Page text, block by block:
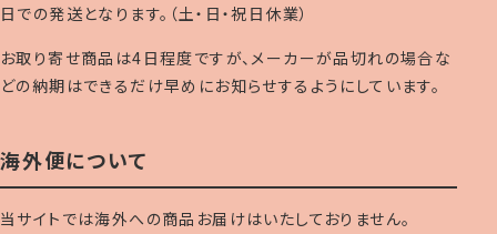
日での発送となります。（土・日・祝日休業）
お取り寄せ商品は4日程度ですが、メーカーが品切れの場合な
どの納期はできるだけ早めにお知らせするようにしています。
海外便について
当サイトでは海外への商品お届けはいたしておりません。